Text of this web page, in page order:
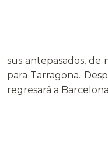
sus antepasados,
para Tarragona.
regresará a